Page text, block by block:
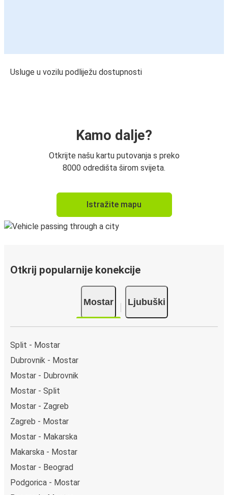
Usluge u vozilu podliježu dostupnosti
Kamo dalje?
Otkrijte našu kartu putovanja s preko
8000 odredišta širom svijeta.
Istražite mapu
Otkrij popularnije konekcije
Mostar Ljubuški
Split - Mostar
Dubrovnik - Mostar
Mostar - Dubrovnik
Mostar - Split
Mostar - Zagreb
Zagreb - Mostar
Mostar - Makarska
Makarska - Mostar
Mostar - Beograd
Podgorica - Mostar